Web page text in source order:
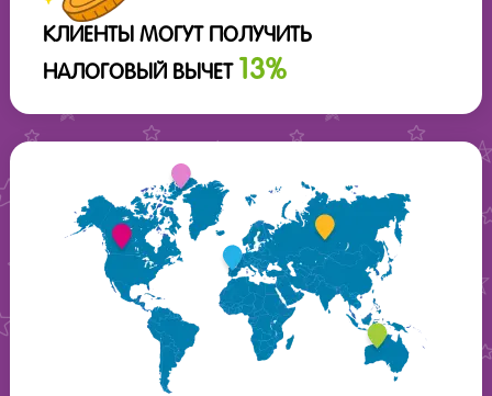
КЛИЕНТЫ МОГУТ ПОЛУЧИТЬ
НАЛОГОВЫЙ ВЫЧЕТ
13%